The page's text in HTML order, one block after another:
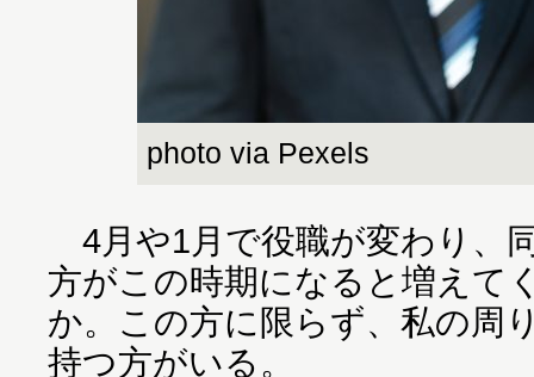
photo via Pexels
4月や1月で役職が変わり、
方がこの時期になると増えて
か。この方に限らず、私の周
持つ方がいる。